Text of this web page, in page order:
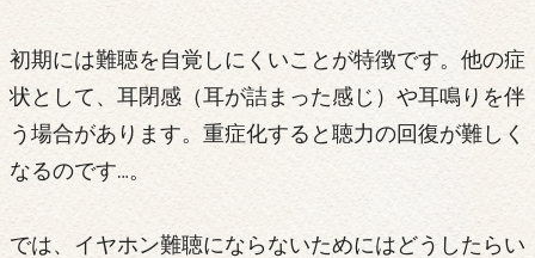
初期には難聴を自覚しにくいことが特徴です。他の症
状として、耳閉感（耳が詰まった感じ）や耳鳴りを伴
う場合があります。重症化すると聴力の回復が難しく
なるのです…。
では、イヤホン難聴にならないためにはどうしたらい